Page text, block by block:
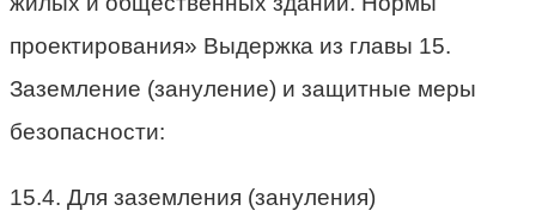
проектирования» Выдержка из главы 15.
Заземление (зануление) и защитные меры
безопасности:
15.4. Для заземления (зануления)